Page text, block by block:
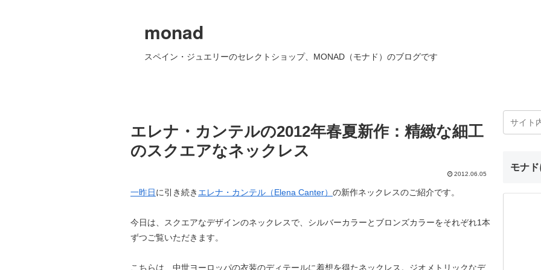
monad
スペイン・ジュエリーのセレクトショップ、MONAD（モナド）のブログです
エレナ・カンテルの2012年春夏新作：精緻な細工
のスクエアなネックレス
2012.06.05
一昨日に引き続き エレナ・カンテル（Elena Canter） の新作ネックレスのご紹介です。
今日は、スクエアなデザインのネックレスで、シルバーカラーとブロンズカラーをそれぞれ1本
ずつご覧いただきます。
こちらは、中世ヨーロッパの衣装のディテールに着想を得たネックレス。ジオメトリックなデ
モナ